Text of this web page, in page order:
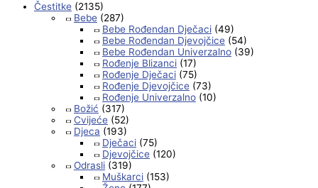
Čestitke (2135)
Bebe (287)
Bebe Rođendan Dječaci (49)
Bebe Rođendan Djevojčice (54)
Bebe Rođendan Univerzalno (39)
Rođenje Blizanci (17)
Rođenje Dječaci (75)
Rođenje Djevojčice (73)
Rođenje Univerzalno (10)
Božić (317)
Cvijeće (52)
Djeca (193)
Dječaci (75)
Djevojčice (120)
Odrasli (319)
Muškarci (153)